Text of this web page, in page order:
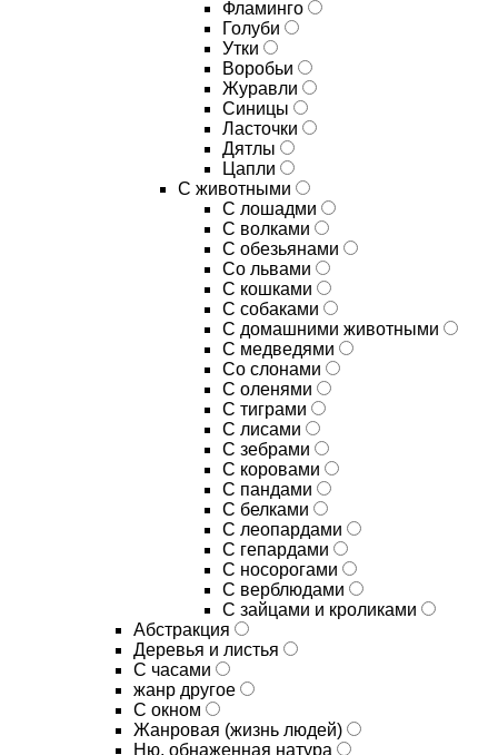
Фламинго
Голуби
Утки
Воробьи
Журавли
Синицы
Ласточки
Дятлы
Цапли
С животными
С лошадми
С волками
С обезьянами
Со львами
С кошками
С собаками
С домашними животными
С медведями
Со слонами
С оленями
С тиграми
С лисами
С зебрами
С коровами
С пандами
С белками
С леопардами
С гепардами
С носорогами
С верблюдами
С зайцами и кроликами
Абстракция
Деревья и листья
С часами
жанр другое
С окном
Жанровая (жизнь людей)
Ню, обнаженная натура